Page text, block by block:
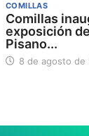
COMILLAS
Comillas
exposición
Pisano...
8 de agosto de